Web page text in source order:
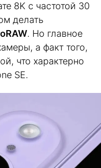
8K с частотой 30
делать
. Но главное
а факт того,
что характерно
SE.